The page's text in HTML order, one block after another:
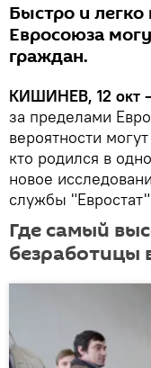
Быстро и легко
Евросоюза
граждан.
КИШИНЕВ, 12 окт
за пределами
вероятности
кто родился в
новое
службы
Где самый
безработицы